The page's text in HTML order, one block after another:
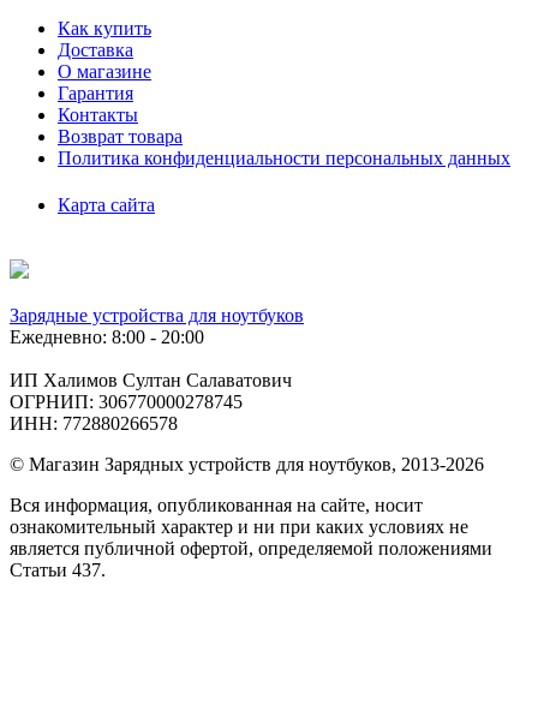
Как купить
Доставка
О магазине
Гарантия
Контакты
Возврат товара
Политика конфиденциальности персональных данных
Карта сайта
Зарядные устройства для ноутбуков
Ежедневно: 8:00 - 20:00
ИП Халимов Султан Салаватович
ОГРНИП: 306770000278745
ИНН: 772880266578
© Магазин Зарядных устройств для ноутбуков, 2013-2026
Вся информация, опубликованная на сайте, носит
ознакомительный характер и ни при каких условиях не
является публичной офертой, определяемой положениями
Статьи 437.